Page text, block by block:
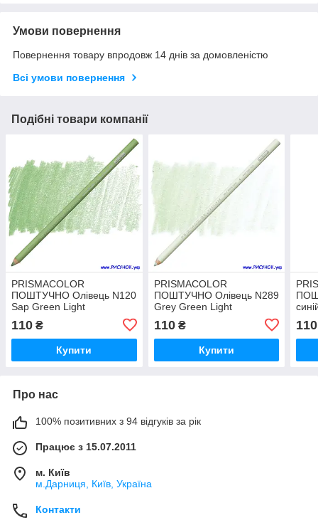
Умови повернення
Повернення товару впродовж 14 днів за домовленістю
Всі умови повернення
Подібні товари компанії
PRISMACOLOR
ПОШТУЧНО Олівець N120
Sap Green Light
110 ₴
Купити
PRISMACOLOR
ПОШТУЧНО Олівець N289
Grey Green Light
110₴
Купити
110
Про нас
100% позитивних з 94 відгуків за рік
Працює з 15.07.2011
м. Київ
м.Дарниця, Київ, Україна
Контакти